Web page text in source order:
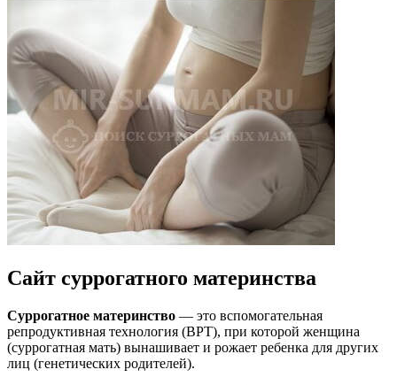
Сайт суррогатного материнства
Суррогатное материнство — это вспомогательная
репродуктивная технология (ВРТ), при которой женщина
(суррогатная мать) вынашивает и рожает ребенка для других
лиц (генетических родителей).